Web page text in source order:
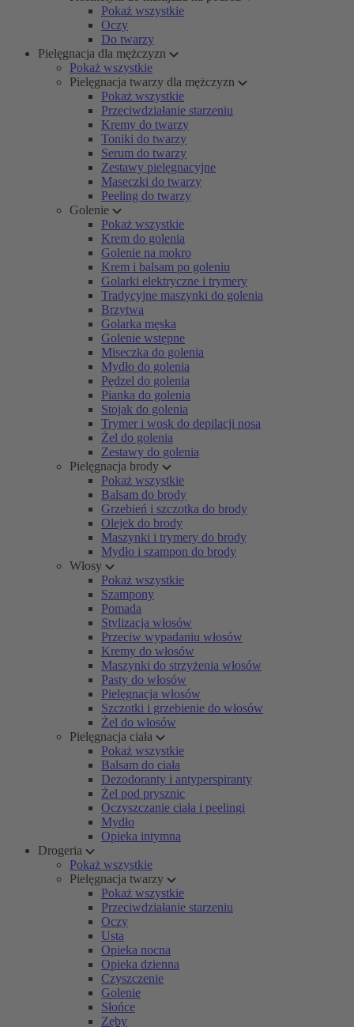
Pokaż wszystkie
Oczy
Do twarzy
Pielęgnacja dla mężczyzn
Pokaż wszystkie
Pielęgnacja twarzy dla mężczyzn
Pokaż wszystkie
Przeciwdziałanie starzeniu
Kremy do twarzy
Toniki do twarzy
Serum do twarzy
Zestawy pielęgnacyjne
Maseczki do twarzy
Peeling do twarzy
Golenie
Pokaż wszystkie
Krem do golenia
Golenie na mokro
Krem i balsam po goleniu
Golarki elektryczne i trymery
Tradycyjne maszynki do golenia
Brzytwa
Golarka męska
Golenie wstępne
Miseczka do golenia
Mydło do golenia
Pędzel do golenia
Pianka do golenia
Stojak do golenia
Trymer i wosk do depilacji nosa
Żel do golenia
Zestawy do golenia
Pielęgnacja brody
Pokaż wszystkie
Balsam do brody
Grzebień i szczotka do brody
Olejek do brody
Maszynki i trymery do brody
Mydło i szampon do brody
Włosy
Pokaż wszystkie
Szampony
Pomada
Stylizacja włosów
Przeciw wypadaniu włosów
Kremy do włosów
Maszynki do strzyżenia włosów
Pasty do włosów
Pielęgnacja włosów
Szczotki i grzebienie do włosów
Żel do włosów
Pielęgnacja ciała
Pokaż wszystkie
Balsam do ciała
Dezodoranty i antyperspiranty
Żel pod prysznic
Oczyszczanie ciała i peelingi
Mydło
Opieka intymna
Drogeria
Pokaż wszystkie
Pielęgnacja twarzy
Pokaż wszystkie
Przeciwdziałanie starzeniu
Oczy
Usta
Opieka nocna
Opieka dzienna
Czyszczenie
Golenie
Słońce
Zęby